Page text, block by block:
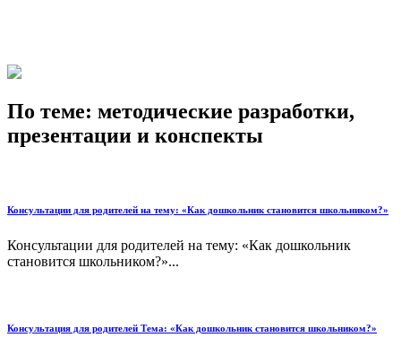
По теме: методические разработки,
презентации и конспекты
Консультации для родителей на тему: «Как дошкольник становится школьником?»
Консультации для родителей на тему: «Как дошкольник
становится школьником?»...
Консультация для родителей Тема: «Как дошкольник становится школьником?»